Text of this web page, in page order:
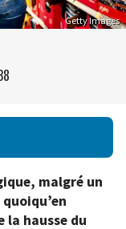
Getty Images
malgré un
la hausse du